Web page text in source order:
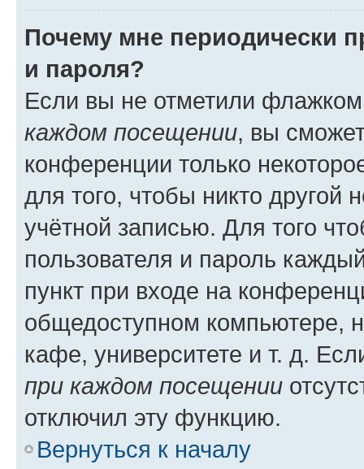
Почему мне периодически
и пароля?
Если вы не отметили
каждом посещении, вы
конференции только
для того, чтобы никто другой
учётной записью. Для того
пользователя и пароль
пункт при входе на
общедоступном компьютере,
кафе, университете и т. д.
при каждом посещении
отключил эту функцию.
Вернуться к началу